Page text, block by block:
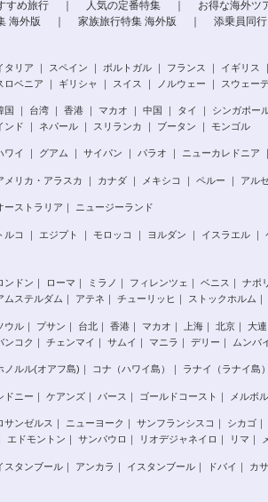
すめ旅行 ｜ 人気の定番特集 ｜
お得な海外ツ
海外版
｜ 家族旅行特集 海外版 ｜
添乗員同
タリア ｜ スペイン ｜ ポルトガル ｜ フランス ｜ イギリス
ロベニア
｜ ギリシャ ｜ スイス ｜ ノルウェー ｜ スウェー
国 ｜ 台湾 ｜ 香港 ｜ マカオ ｜ 中国 ｜ タイ ｜
シンガポー
ンド
｜ ネパール ｜ スリランカ ｜ ブータン ｜ モンゴル
ワイ グアム サイパン パラオ ニューカレドニア
メリカ・アラスカ ｜ カナダ ｜ メキシコ ｜ ペルー ｜ アル
ーストラリア ニュージーランド
ルコ ｜ エジプト ｜ モロッコ ｜ ヨルダン ｜ イスラエル ｜
ンドン ローマ ミラノ フィレンツェ ベニス
ナポ
ムステルダム
アテネ チューリッヒ ストックホルム
ウル ｜ プサン ｜ 台北 ｜ 香港 ｜ マカオ ｜ 上海 ｜ 北京 ｜ 大連
ンコク ｜ チェンマイ ｜ サムイ ｜ マニラ ｜ デリー ｜ ムンバ
ノルル(オアフ島) コナ（ハワイ島） ラナイ（ラナイ島
ドニー ｜ ケアンズ ｜ パース ｜ ゴールドコースト ｜ メルボ
サンゼルス ｜ ニューヨーク ｜ サンフランシスコ ｜ シカゴ ｜
エドモントン ｜ サンパウロ ｜ リオデジャネイロ ｜ リマ ｜
スタンブール ｜ アンカラ ｜ イスタンブール ｜ ドバイ ｜ カ